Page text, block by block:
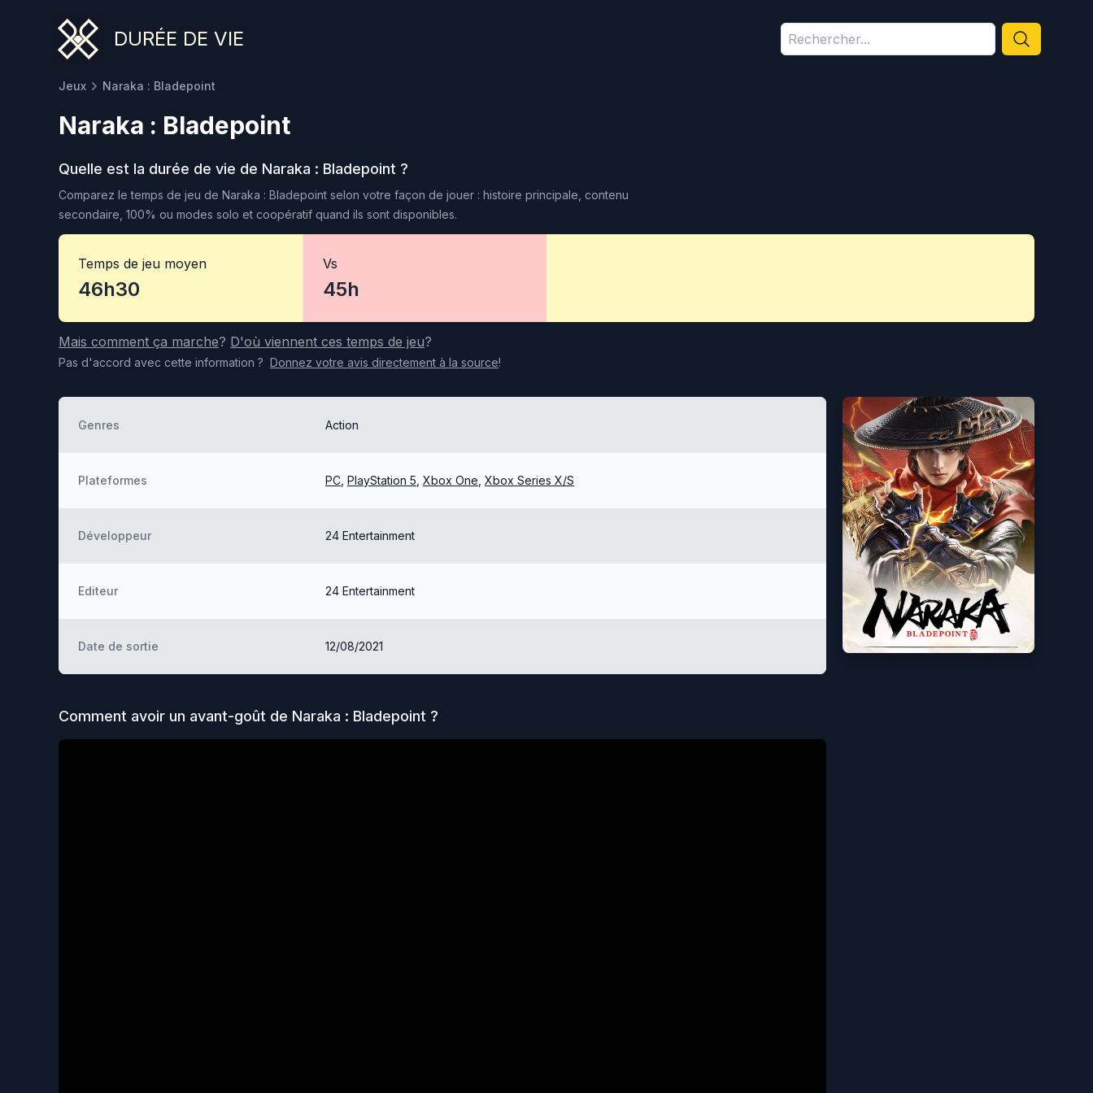
DURÉE DE VIE
Jeux Naraka : Bladepoint
Naraka : Bladepoint
Quelle est la durée de vie de Naraka : Bladepoint ?
Comparez le temps de jeu de Naraka : Bladepoint selon votre façon de jouer : histoire principale, contenu
secondaire, 100% ou modes solo et coopératif quand ils sont disponibles.
Temps de jeu moyen
46h30
Vs
45h
Mais comment ça marche? D'où viennent ces temps de jeu?
Pas d'accord avec cette information ? Donnez votre avis directement à la source!
Genres Action
Plateformes PC PlayStation 5 Xbox One Xbox Series X/S
Développeur 24 Entertainment
Editeur 24 Entertainment
Date de sortie 12/08/2021
Comment avoir un avant-goût de Naraka : Bladepoint ?